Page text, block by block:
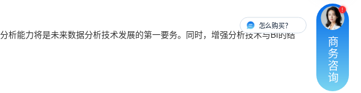
能力将是未来数据分析技术发展的第一要务。同时，增强分析技术与BI的结
怎么购买？ 有人对接
商
务
咨
询